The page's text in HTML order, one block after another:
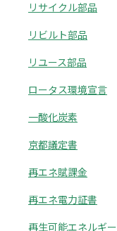
リサイクル部品
リビルト部品
リユース部品
ロータス環境宣言
一酸化炭素
京都議定書
再エネ賦課金
再エネ電力証書
再生可能エネルギー